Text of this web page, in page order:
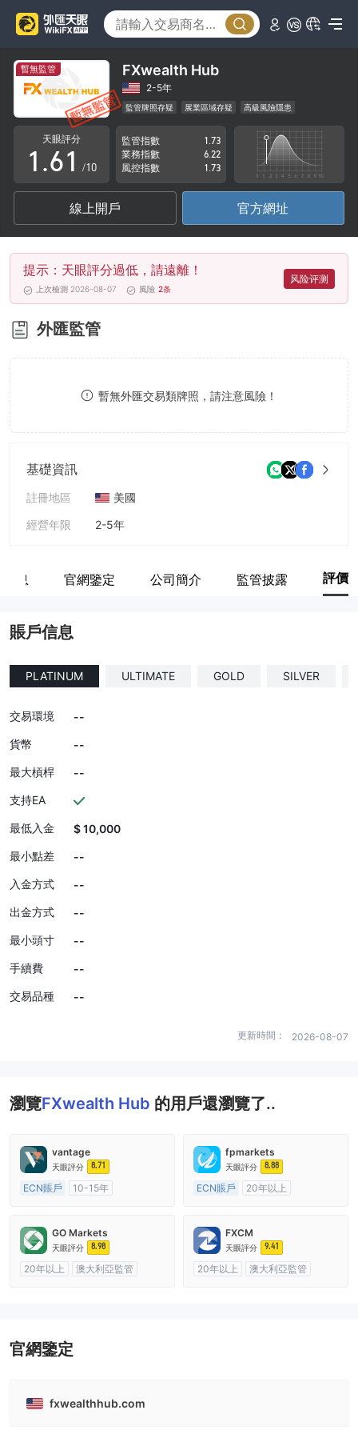
暫無監管 FXwealth Hub
2-5年
監管牌照存疑 展業區域存疑 高級風險隱患
天眼評分
0
1
2
3
4
5
6
7
.
2
3
4
5
6
7
8
9
0
1
2
3
4
5
6
7
/10
監管指數
1.73
業務指數
6.22
風控指數
1.73
線上開戶 官方網址
提示：天眼評分過低，請遠離！
上次檢測 2026-08-07 風險 2条
风险评测
外匯監管
暫無外匯交易類牌照，請注意風險！
基礎資訊
註冊地區
美國
經營年限
2-5年
息 官網鑒定 公司簡介 監管披露 評價
賬戶信息
PLATINUM ULTIMATE GOLD SILVER
交易環境
--
貨幣
--
最大槓桿
--
支持EA
最低入金
$ 10,000
最小點差
--
入金方式
--
出金方式
--
最小頭寸
--
手續費
--
交易品種
--
更新時間： 2026-08-07
瀏覽FXwealth Hub 的用戶還瀏覽了..
vantage
天眼評分 8.71
ECN賬戶
10-15年
主標MT4
fpmarkets
天眼評分 8.88
ECN賬戶
20年以上
主標MT4
GO Markets
天眼評分 8.98
20年以上
澳大利亞監管
FXCM
天眼評分 9.41
20年以上
澳大利亞監管
官網鑒定
fxwealthhub.com